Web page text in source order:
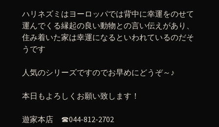
ハリネズミはヨーロッパでは背中に幸運をのせて
運んでくる縁起の良い動物との言い伝えがあり、
住み着いた家は幸運になるといわれているのだそ
うです
人気のシリーズですのでお早めにどうぞ～♪
本日もよろしくお願い致します！
遊家本店 ☎044-812-2702